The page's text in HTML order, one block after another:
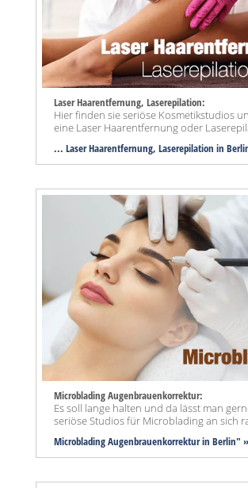
Laser Haarentfernung, Laserepilation:
Hier finden sie seriöse Kosmetikstudios
eine Laser Haarentfernung oder
... Laser Haarentfernung, Laserepilation in
Microblading Augenbrauenkorrektur:
Es soll lange halten und da lässt man
seriöse Studios für Microblading an sich
Microblading Augenbrauenkorrektur in Berlin" »